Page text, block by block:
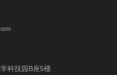
科技园B座5楼